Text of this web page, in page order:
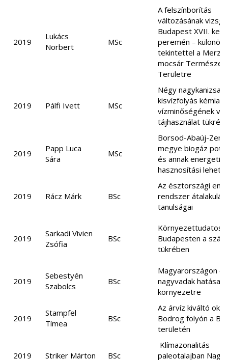
2019
Lukács
Norbert
MSc
A felszínborítás
változásának
Budapest XVII.
peremén – különös
tekintettel a
mocsár
Területre
2019 Pálfi Ivett MSc
Négy nagykanizsai
kisvízfolyás kémiai
vízminőségének
tájhasználat
2019
Papp Luca
Sára
MSc
Borsod-Abaúj-
megye biogáz
és annak
hasznosítási
2019 Rácz Márk BSc
Az észtországi
rendszer
tanulságai
2019
Sarkadi Vivien
Zsófia
BSc
Környezettudatos
Budapesten a
tükrében
2019
Sebestyén
Szabolcs
BSc
Magyarországon
nagyvadak hatása a
környezetre
2019
Stampfel
Tímea
BSc
Az árvíz kiváltó okai
Bodrog folyón a
területén
2019 Striker Márton BSc
Klímazonalitás
paleotalajban